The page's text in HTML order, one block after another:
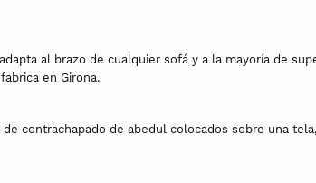
al brazo de cualquier sofá y a la mayoría de
en Girona.
contrachapado de abedul colocados sobre una